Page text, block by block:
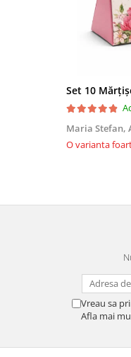
Maria Stefan,
O varianta
Vreau sa
Afla mai